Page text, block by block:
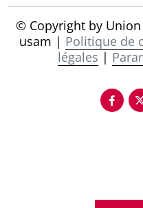
© Copyright by
usam | Politique de
légales |